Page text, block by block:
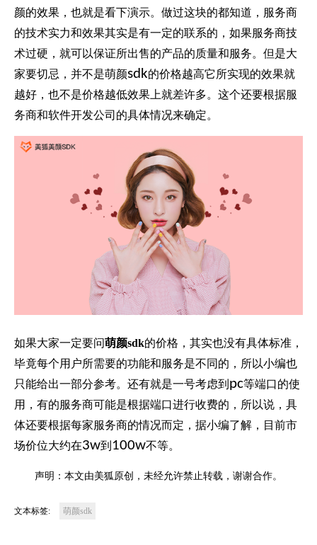
颜的效果，也就是看下演示。做过这块的都知道，服务商
的技术实力和效果其实是有一定的联系的，如果服务商技
术过硬，就可以保证所出售的产品的质量和服务。但是大
家要切忌，并不是萌颜sdk的价格越高它所实现的效果就
越好，也不是价格越低效果上就差许多。这个还要根据服
务商和软件开发公司的具体情况来确定。
如果大家一定要问萌颜sdk的价格，其实也没有具体标准，
毕竟每个用户所需要的功能和服务是不同的，所以小编也
只能给出一部分参考。还有就是一号考虑到 pc等端口的使
用，有的服务商可能是根据端口进行收费的，所以说，具
体还要根据每家服务商的情况而定，据小编了解，目前市
场价位大约在3w到 100w不等。
声明：本文由美狐原创，未经允许禁止转载，谢谢合作。
文本标签: 萌颜sdk